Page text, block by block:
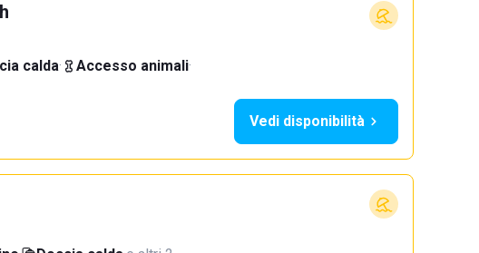
calda· Accesso animali·
Vedi disponibilità